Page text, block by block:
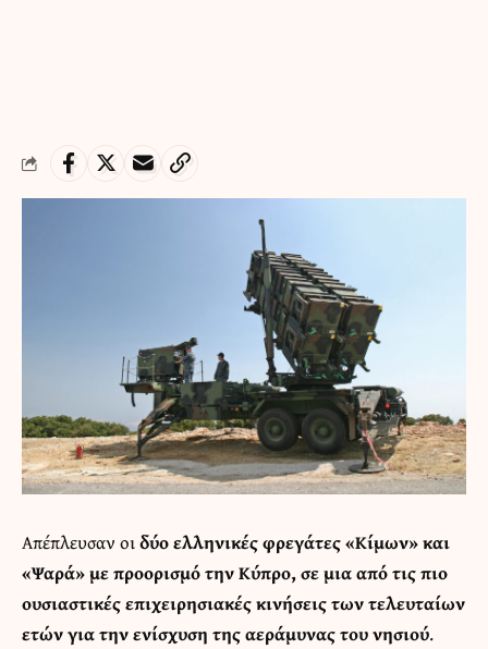
Απέπλευσαν οιδύο ελληνικές φρεγάτες «Κίμων» και
«Ψαρά» με προορισμό την Κύπρο, σε μια από τις πιο
ουσιαστικές επιχειρησιακές κινήσεις των τελευταίων
ετών για την ενίσχυση της αεράμυνας του νησιού.